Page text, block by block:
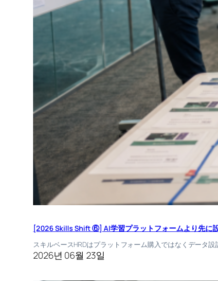
[2026 Skills Shift ⑥] AI学習プラットフォームより先に
スキルベースHRDはプラットフォーム購入ではなくデータ
2026년 06월 23일